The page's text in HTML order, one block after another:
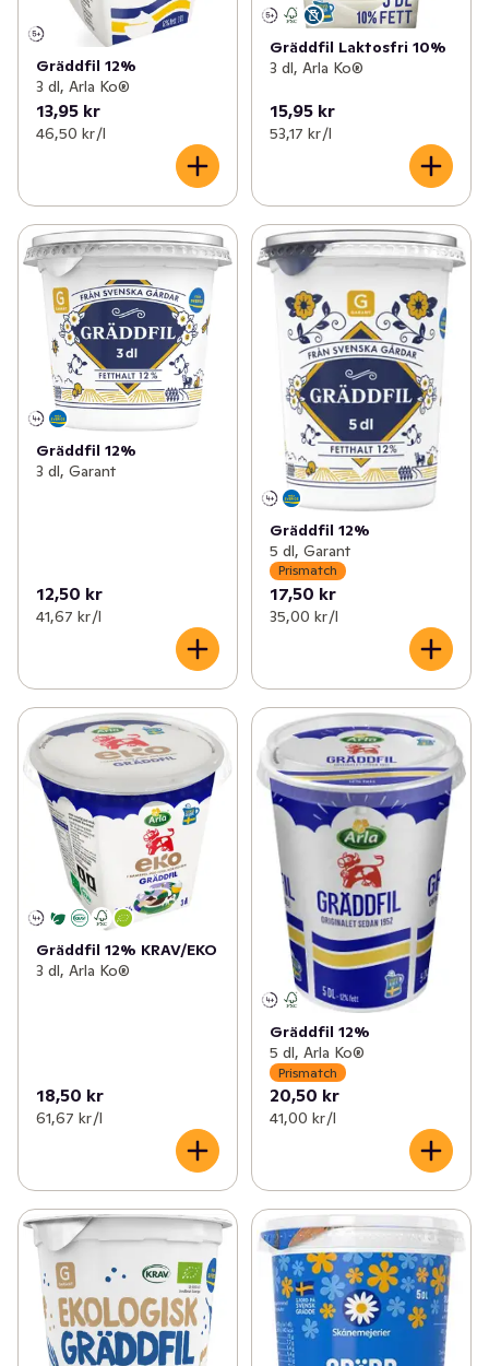
✓ Juice & fruktdryck
✓ Ägg & jäst
✓ Växtbaserat
Cottage cheese, kvarg & skyr
✓ Mellanmål & desserter (98)
✓ Kaffegrädde (2)
✓ Matlagningsyoghurt
✓ Gräddfil
Gräddfil 12%
3 dl, Arla Ko®
13,95 kr
46,50 kr /l
Gräddfil Laktosfri 10%
3 dl, Arla Ko®
15,95 kr
53,17 kr /l
Gräddfil 12%
3 dl, Garant
12,50 kr
41,67 kr /l
Gräddfil 12%
5 dl, Garant
Prismatch
17,50 kr
35,00 kr /l
Gräddfil 12% KRAV/EKO
3 dl, Arla Ko®
18,50 kr
61,67 kr /l
Gräddfil 12%
5 dl, Arla Ko®
Prismatch
20,50 kr
41,00 kr /l